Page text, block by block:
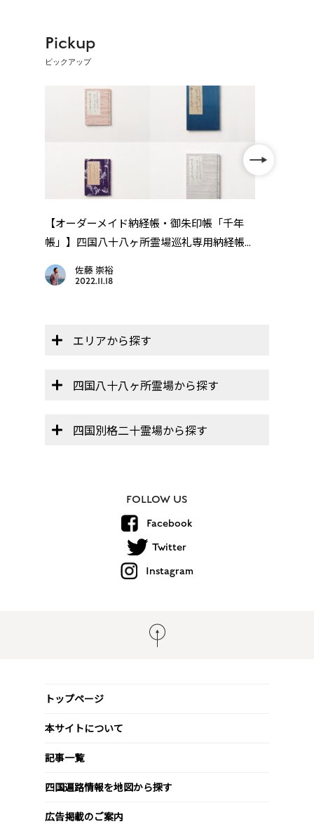
Pickup
ピックアップ
【オーダーメイド納経帳・御朱印帳「千年
帳」】四国八十八ヶ所霊場巡礼専用納経帳...
佐藤 崇裕
2022.11.18
エリアから探す
四国八十八ヶ所霊場から探す
四国別格二十霊場から探す
FOLLOW US
Facebook
Twitter
Instagram
トップページ
本サイトについて
記事一覧
四国遍路情報を地図から探す
広告掲載のご案内